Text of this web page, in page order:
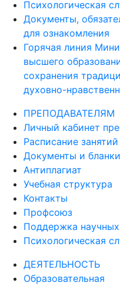
Психологическая
Документы,
для ознакомления
Горячая линия
высшего
сохранения
духовно-
ПРЕПОДАВАТЕЛЯМ
Личный кабинет
Расписание занятий
Документы и бланки
Антиплагиат
Учебная структура
Контакты
Профсоюз
Поддержка
Психологическая
ДЕЯТЕЛЬНОСТЬ
Образовательная